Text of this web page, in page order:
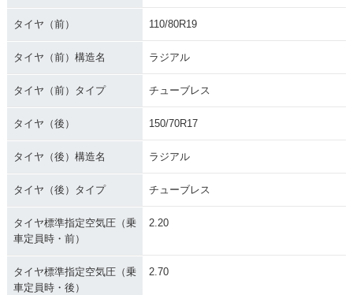
タイヤ（前） 110/80R19
タイヤ（前）構造名 ラジアル
タイヤ（前）タイプ チューブレス
タイヤ（後） 150/70R17
タイヤ（後）構造名 ラジアル
タイヤ（後）タイプ チューブレス
タイヤ標準指定空気圧（乗
車定員時・前）
2.20
タイヤ標準指定空気圧（乗
車定員時・後）
2.70